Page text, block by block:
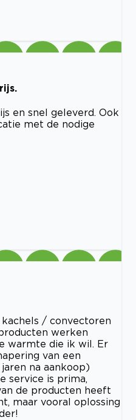
en snel geleverd. Ook
met de nodige
kachels / convectoren
werken
warmte die ik wil. Er
van een
na aankoop)
service is prima,
de producten heeft
maar vooral oplossing